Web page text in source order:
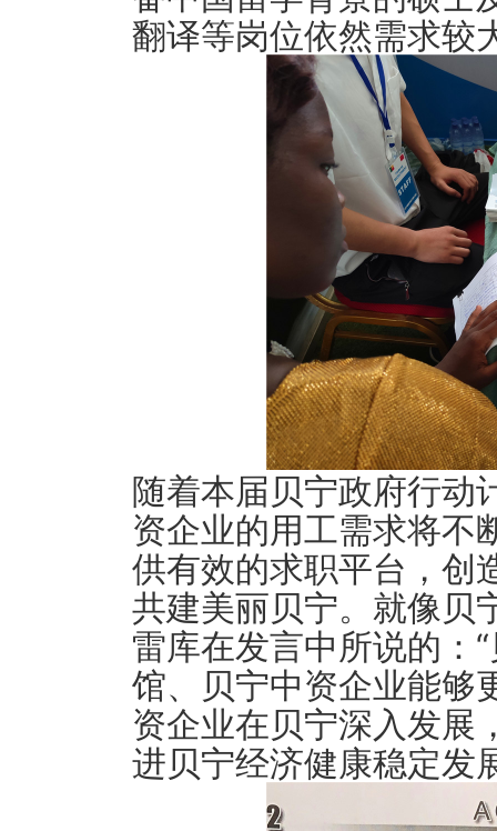
翻译等岗位依然需求较
随着本届贝宁政府行动
资企业的用工需求将不
供有效的求职平台，创
共建美丽贝宁。就像贝
雷库在发言中所说的：
馆、贝宁中资企业能够
资企业在贝宁深入发展
进贝宁经济健康稳定发